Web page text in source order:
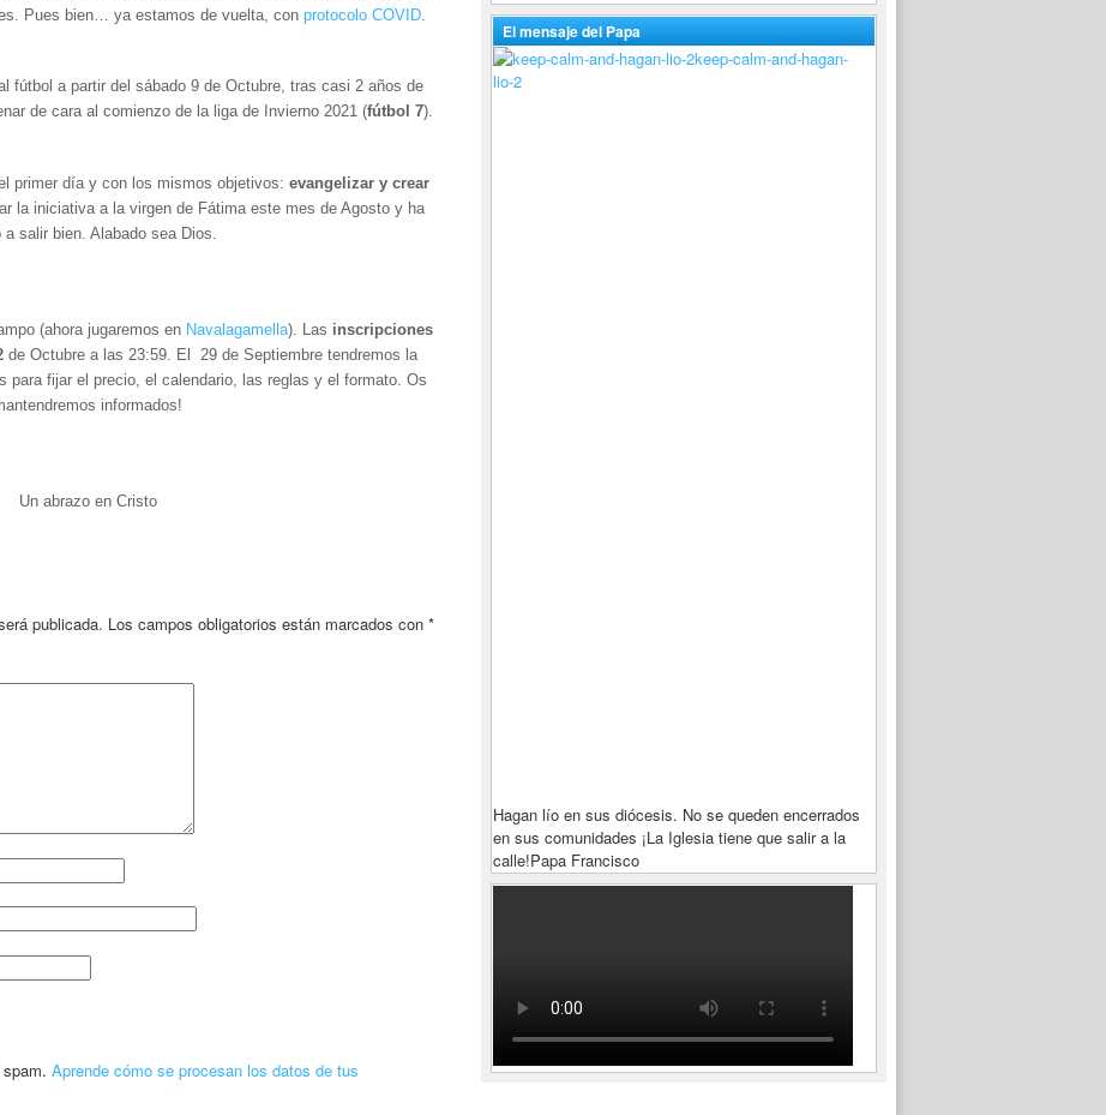
Pues bien… ya estamos de vuelta, con protocolo COVID.
fútbol a partir del sábado 9 de Octubre, tras casi 2 años de
de cara al comienzo de la liga de Invierno 2021 (fútbol 7).
primer día y con los mismos objetivos: evangelizar y crear
la iniciativa a la virgen de Fátima este mes de Agosto y ha
a salir bien. Alabado sea Dios.
(ahora jugaremos en Navalagamella). Las inscripciones
de Octubre a las 23:59. El 29 de Septiembre tendremos la
para fijar el precio, el calendario, las reglas y el formato. Os
informados!
Un abrazo en Cristo
publicada. Los campos obligatorios están marcados con *
Aprende cómo se procesan los datos de tus
El mensaje del Papa
keep-calm-and-hagan-
lio-2
Hagan lío en sus diócesis. No se queden encerrados
en sus comunidades ¡La Iglesia tiene que salir a la
calle!Papa Francisco